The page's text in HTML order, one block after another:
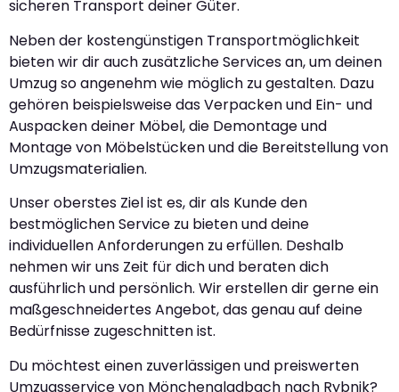
sicheren Transport deiner Güter.
Neben der kostengünstigen Transportmöglichkeit
bieten wir dir auch zusätzliche Services an, um deinen
Umzug so angenehm wie möglich zu gestalten. Dazu
gehören beispielsweise das Verpacken und Ein- und
Auspacken deiner Möbel, die Demontage und
Montage von Möbelstücken und die Bereitstellung von
Umzugsmaterialien.
Unser oberstes Ziel ist es, dir als Kunde den
bestmöglichen Service zu bieten und deine
individuellen Anforderungen zu erfüllen. Deshalb
nehmen wir uns Zeit für dich und beraten dich
ausführlich und persönlich. Wir erstellen dir gerne ein
maßgeschneidertes Angebot, das genau auf deine
Bedürfnisse zugeschnitten ist.
Du möchtest einen zuverlässigen und preiswerten
Umzugsservice von Mönchengladbach nach Rybnik?